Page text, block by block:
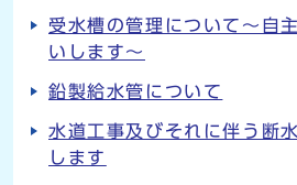
受水槽の管理について～自
いします～
鉛製給水管について
水道工事及びそれに伴う断
します